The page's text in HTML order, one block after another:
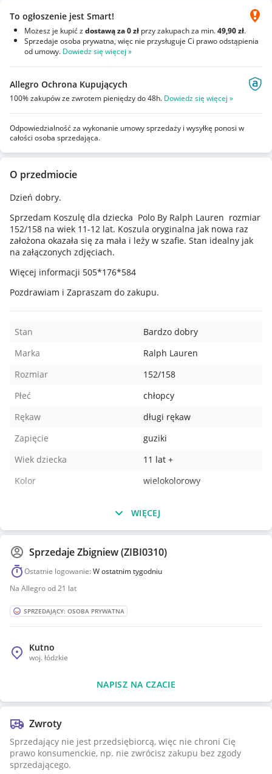
To ogłoszenie jest Smart!
Możesz je kupić zdostawą za 0 zł przy zakupach za min.49,90 zł.
Sprzedaje osoba prywatna, więc nie przysługuje Ci prawo odstąpienia
od umowy. Dowiedz się więcej »
Allegro Ochrona Kupujących
100% zakupów ze zwrotem pieniędzy do 48h. Dowiedz się więcej »
Odpowiedzialność za wykonanie umowy sprzedaży i wysyłkę ponosi w
całości osoba sprzedająca.
O przedmiocie
Dzień dobry.
Sprzedam Koszulę dla dziecka Polo By Ralph Lauren rozmiar
152/158 na wiek 11-12 lat. Koszula oryginalna jak nowa raz
założona okazała się za mała i leży w szafie. Stan idealny jak
na załączonych zdjęciach.
Więcej informacji 505*176*584
Pozdrawiam i Zapraszam do zakupu.
Stan
Bardzo dobry
Marka
Ralph Lauren
Rozmiar
152/158
Płeć
chłopcy
Rękaw
długi rękaw
Zapięcie
guziki
Wiek dziecka
11 lat +
Kolor
wielokolorowy
WIĘCEJ
SprzedajeZbigniew (ZIBI0310)
Ostatnie logowanie:W ostatnim tygodniu
Na Allegro od 21 lat
SPRZEDAJĄCY: OSOBA PRYWATNA
Kutno
woj. łódzkie
NAPISZ NA CZACIE
Zwroty
Sprzedający nie jest przedsiębiorcą, więc nie chroni Cię
prawo konsumenckie, np. nie zwrócisz zakupu bez zgody
sprzedającego.